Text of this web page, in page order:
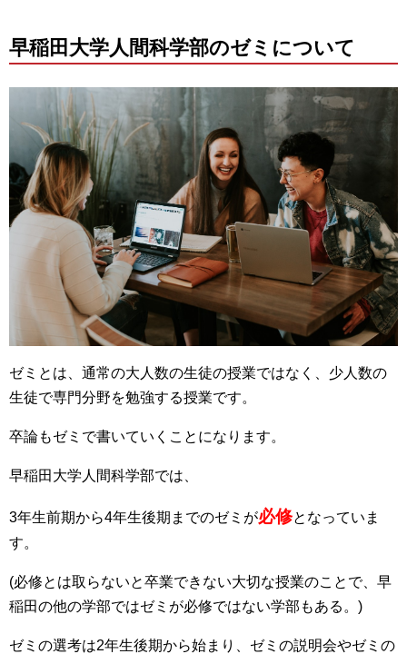
早稲田大学人間科学部のゼミについて
ゼミとは、通常の大人数の生徒の授業ではなく、少人数の
生徒で専門分野を勉強する授業です。
卒論もゼミで書いていくことになります。
早稲田大学人間科学部では、
3年生前期から4年生後期までのゼミが必修となっていま
す。
(必修とは取らないと卒業できない大切な授業のことで、早
稲田の他の学部ではゼミが必修ではない学部もある。)
ゼミの選考は2年生後期から始まり、ゼミの説明会やゼミの